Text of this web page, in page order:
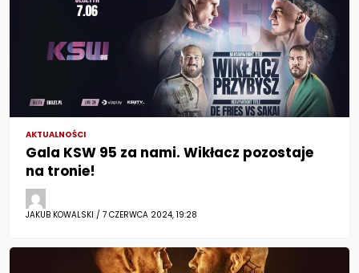
AKTUALNOŚCI
Gala KSW 95 za nami. Wikłacz pozostaje
na tronie!
JAKUB KOWALSKI / 7 CZERWCA 2024, 19:28